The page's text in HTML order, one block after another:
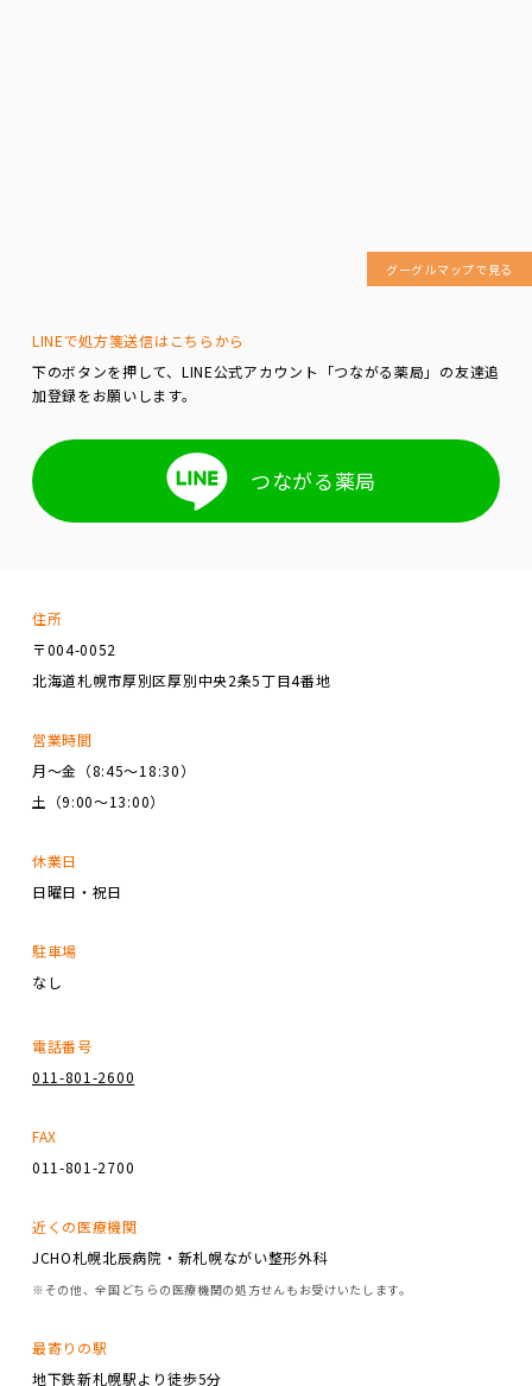
グーグルマップで見る
LINEで処方箋送信はこちらから
下のボタンを押して、LINE公式アカウント「つながる薬局」の友達追
加登録をお願いします。
つながる薬局
住所
〒004-0052
北海道札幌市厚別区厚別中央2条5丁目4番地
営業時間
月～金（8:45～18:30）
土（9:00～13:00）
休業日
日曜日・祝日
駐車場
なし
電話番号
011-801-2600
FAX
011-801-2700
近くの医療機関
JCHO札幌北辰病院・新札幌ながい整形外科
※その他、全国どちらの医療機関の処方せんもお受けいたします。
最寄りの駅
地下鉄新札幌駅より徒歩5分